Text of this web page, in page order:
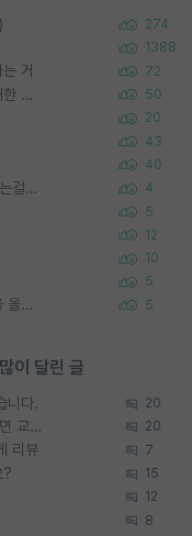
274
1388
거 72
포스텍 억까에 대해 (동문의 학문적 아웃풋에 대한 반박) 50
20
43
40
왜 후배가 못하는걸 교수님은 내 책임으로 돌리는걸까요? 4
5
12
10
5
정보보안 연구하는 입장에선 식별가능한 사진을 올리는건 비추이긴함 5
이 달린 글
니다. 20
SSH 박사과정을 그만두고 지방대 박사로 옮기면 교수의 꿈은 끝일까요? 20
리뷰 7
? 15
12
8